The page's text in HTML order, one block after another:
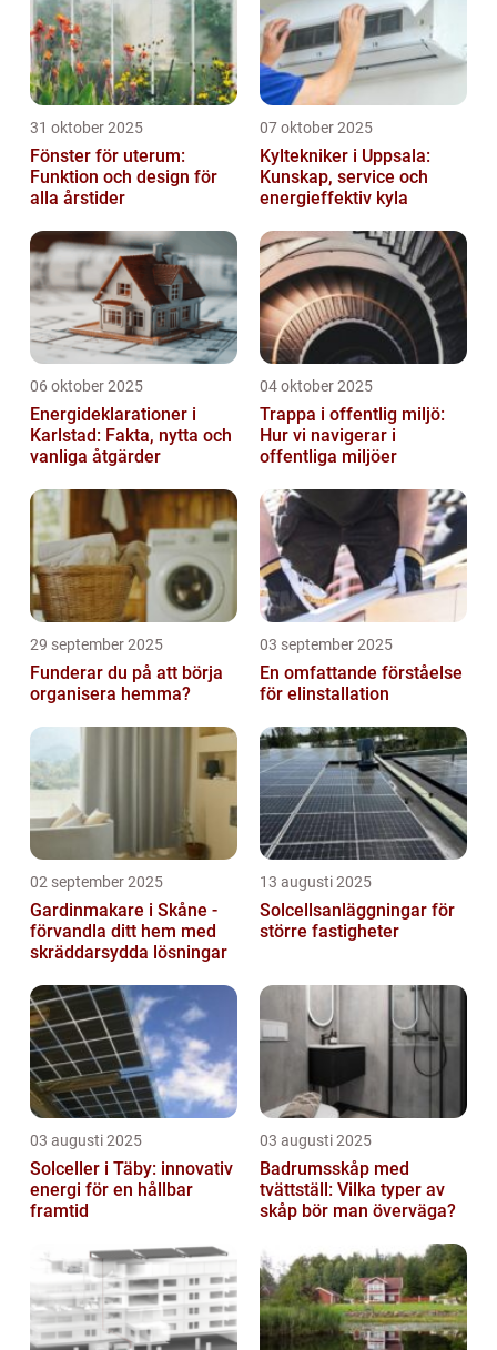
31 oktober 2025
Fönster för uterum:
Funktion och design för
alla årstider
07 oktober 2025
Kyltekniker i Uppsala:
Kunskap, service och
energieffektiv kyla
06 oktober 2025
Energideklarationer i
Karlstad: Fakta, nytta och
vanliga åtgärder
04 oktober 2025
Trappa i offentlig miljö:
Hur vi navigerar i
offentliga miljöer
29 september 2025
Funderar du på att börja
organisera hemma?
03 september 2025
En omfattande förståelse
för elinstallation
02 september 2025
Gardinmakare i Skåne -
förvandla ditt hem med
skräddarsydda lösningar
13 augusti 2025
Solcellsanläggningar för
större fastigheter
03 augusti 2025
Solceller i Täby: innovativ
energi för en hållbar
framtid
03 augusti 2025
Badrumsskåp med
tvättställ: Vilka typer av
skåp bör man överväga?